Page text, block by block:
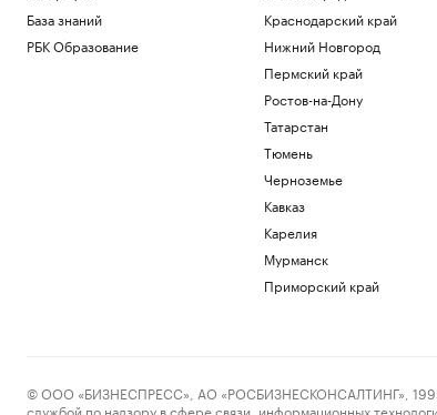
База знаний
РБК Образование
Краснодарский край
Нижний Новгород
Пермский край
Ростов-на-Дону
Татарстан
Тюмень
Черноземье
Кавказ
Карелия
Мурманск
Приморский край
© ООО «БИЗНЕСПРЕСС», АО «РОСБИЗНЕСКОНСАЛТИНГ»,
службой по надзору в сфере связи, информационных